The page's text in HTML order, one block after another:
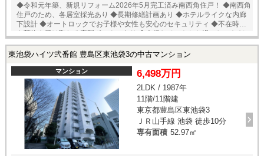
◆令和元年築、新規リフォーム2026年5月完工済み南西角住戸！ ◆南西角
住戸のため、各居室採光あり ◆長期修繕計画あり ◆ホテルライクな内廊
下設計 ◆オートロックでお子様や女性も安心のセキュリティ ◆不在時に
も荷物を受け取れる宅配ボックスあり ◆大切なペットとお過ごしいただ
ーネット使用料：月額990円 駐車場：空きなし 月額29000～30000円
カー貼付 駐輪場：空きあり 月額200～500円※ステッカー貼付 ペット
飼育：可（細則あり） ▽リフォーム内容▽ ガスコンロ備品 トイレ（温
水洗浄機能付） 壁・天井クロス（一部） エアコン（1基） 照明器
具（一部） レースカーテン ハウスクリーニング 2026年5月完工
東池袋ハイツ弐番館 豊島区東池袋3の中古マンション
マンション 6,498万円
2LDK / 1987年
11階/11階建
東京都豊島区東池袋3
ＪＲ山手線 池袋 徒歩10分
専有面積 52.97㎡